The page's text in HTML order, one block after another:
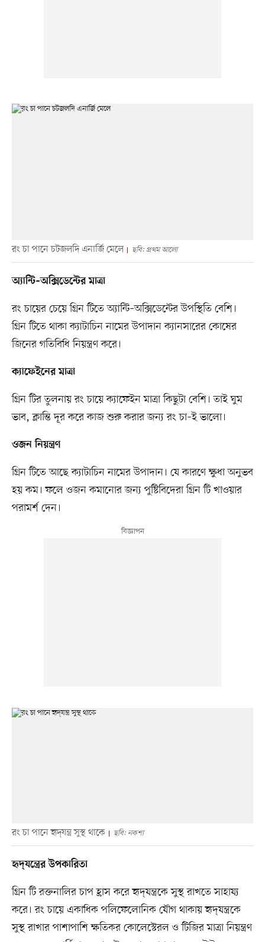
রং চা পানে চটজলদি এনার্জি মেলে ছবি: প্রথম আলো
অ্যান্টি–অক্সিডেন্টের মাত্রা
রং চায়ের চেয়ে গ্রিন টিতে অ্যান্টি–অক্সিডেন্টের উপস্থিতি বেশি।
গ্রিন টিতে থাকা ক্যাটাচিন নামের উপাদান ক্যানসারের কোষের
জিনের গতিবিধি নিয়ন্ত্রণ করে।
ক্যাফেইনের মাত্রা
গ্রিন টির তুলনায় রং চায়ে ক্যাফেইন মাত্রা কিছুটা বেশি। তাই ঘুম
ভাব, ক্লান্তি দূর করে কাজ শুরু করার জন্য রং চা–ই ভালো।
ওজন নিয়ন্ত্রণ
গ্রিন টিতে আছে ক্যাটাচিন নামের উপাদান। যে কারণে ক্ষুধা অনুভব
হয় কম। ফলে ওজন কমানোর জন্য পুষ্টিবিদেরা গ্রিন টি খাওয়ার
পরামর্শ দেন।
রং চা পানে হৃদ্‌যন্ত্র সুস্থ থাকে ছবি: নকশা
হৃদ্‌যন্ত্রের উপকারিতা
গ্রিন টি রক্তনালির চাপ হ্রাস করে হৃদ্‌যন্ত্রকে সুস্থ রাখতে সাহায্য
করে। রং চায়ে একাধিক পলিফেলোনিক যৌগ থাকায় হৃদ্‌যন্ত্রকে
সুস্থ রাখার পাশাপাশি ক্ষতিকর কোলেস্টেরল ও টিজির মাত্রা নিয়ন্ত্রণ